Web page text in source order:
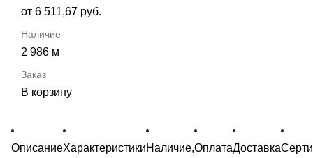
от 6 511,67 руб.
2 986 м
В корзину
ОписаниеХарактеристикиНаличие,ОплатаДоставка